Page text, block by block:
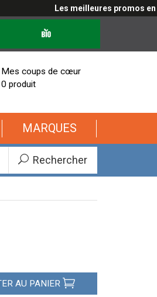
Les meilleures promos en
Mes coups de cœur
0 produit
MARQUES
Rechercher
AU PANIER